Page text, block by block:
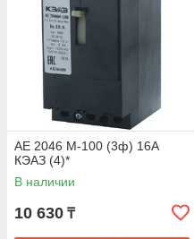
АЕ 2046 М-100 (3ф) 16А
КЭАЗ (4)*
В наличии
10 630 ₸